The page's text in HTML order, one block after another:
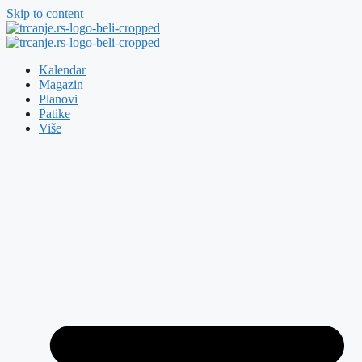
Skip to content
Kalendar
Magazin
Planovi
Patike
Više